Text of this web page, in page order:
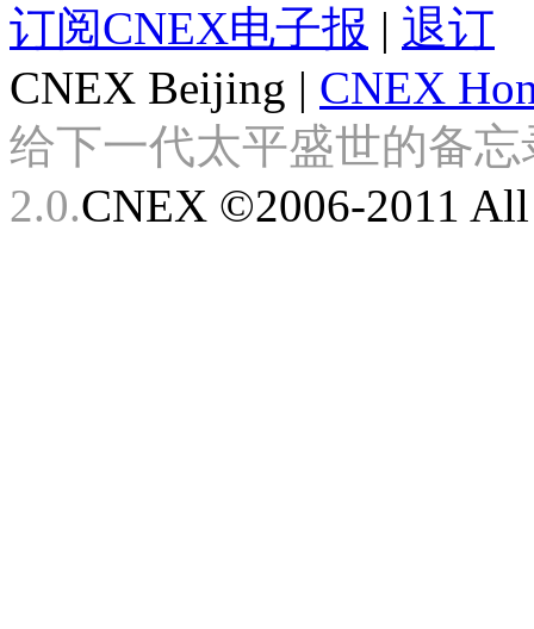
订阅CNEX电子报 | 退订
CNEX Beijing | CNEX
给下一代太平盛世的备忘
2.0.CNEX ©2006-2011 All